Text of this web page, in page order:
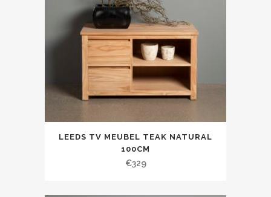
LEEDS TV MEUBEL TEAK NATURAL
100CM
€329